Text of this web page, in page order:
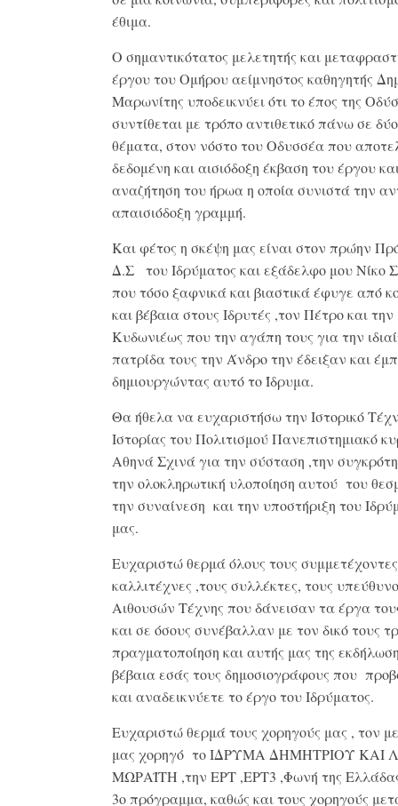
έθιμα.
Ο σημαντικότατος μελετητής και
έργου του Ομήρου αείμνηστος καθηγητής
Μαρωνίτης υποδεικνύει ότι το έπος της
συντίθεται με τρόπο αντιθετικό πάνω σε
θέματα, στον νόστο του Οδυσσέα που
δεδομένη και αισιόδοξη έκβαση του έργου
αναζήτηση του ήρωα η οποία συνιστά την
απαισιόδοξη γραμμή.
Και φέτος η σκέψη μας είναι στον πρώην
Δ.Σ του Ιδρύματος και εξάδελφο μου Νίκο
που τόσο ξαφνικά και βιαστικά έφυγε από
και βέβαια στους Ιδρυτές ,τον Πέτρο και
Κυδωνιέως που την αγάπη τους για την
πατρίδα τους την Άνδρο την έδειξαν και
δημιουργώντας αυτό το Ίδρυμα.
Θα ήθελα να ευχαριστήσω την Ιστορικό
Ιστορίας του Πολιτισμού Πανεπιστημιακό
Αθηνά Σχινά για την σύσταση ,την
την ολοκληρωτική υλοποίηση αυτού του
την συναίνεση και την υποστήριξη του
μας.
Ευχαριστώ θερμά όλους τους συμμετέχοντες
καλλιτέχνες ,τους συλλέκτες, τους
Αιθουσών Τέχνης που δάνεισαν τα έργα
και σε όσους συνέβαλλαν με τον δικό τους
πραγματοποίηση και αυτής μας της
βέβαια εσάς τους δημοσιογράφους που
και αναδεικνύετε το έργο του Ιδρύματος.
Ευχαριστώ θερμά τους χορηγούς μας , τον
μας χορηγό το ΙΔΡΥΜΑ ΔΗΜΗΤΡΙΟΥ ΚΑΙ
ΜΩΡΑΪΤΗ ,την ΕΡΤ ,ΕΡΤ3 ,Φωνή της
3οπρόγραμμα, καθώς και τους χορηγούς